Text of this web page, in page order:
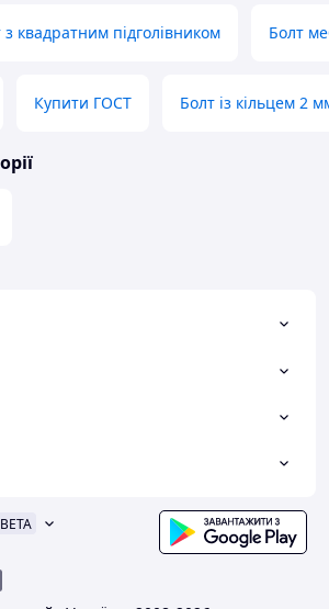
з квадратним підголівником Болт
Купити ГОСТ Болт із кільцем 2
BETA